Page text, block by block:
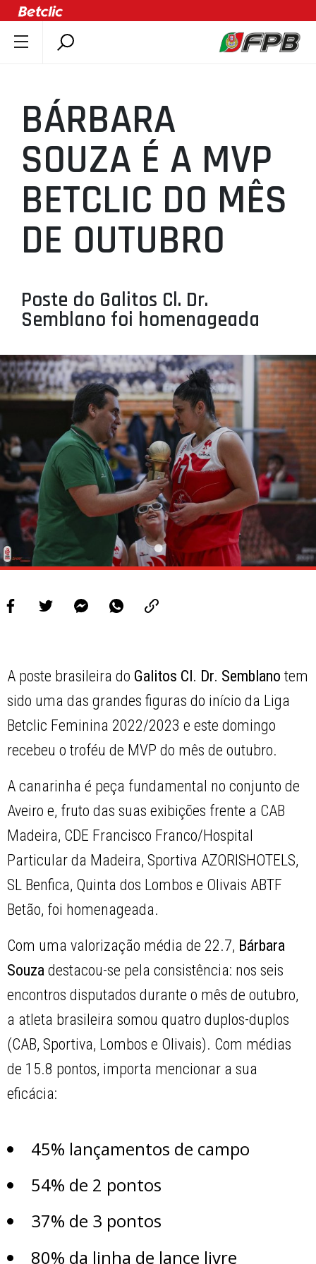
DOCUMENTOS
ÚLTIMAS
COMPETIÇÕES
ASSOCIAÇÕES
CLUBES
AGENTES
AGENDA
MINIBASQUETE
ÁREA TÉCNICA
LIGA BETCLIC MASCULINA
LIGA BETCLIC FEMININA
BÁRBARA
SOUZA É A MVP
BETCLIC DO MÊS
DE OUTUBRO
Poste do Galitos Cl. Dr.
Semblano foi homenageada
A poste brasileira do Galitos Cl. Dr. Semblano tem
sido uma das grandes figuras do início da Liga
Betclic Feminina 2022/2023 e este domingo
recebeu o troféu de MVP do mês de outubro.
A canarinha é peça fundamental no conjunto de
Aveiro e, fruto das suas exibições frente a CAB
Madeira, CDE Francisco Franco/Hospital
Particular da Madeira, Sportiva AZORISHOTELS,
SL Benfica, Quinta dos Lombos e Olivais ABTF
Betão, foi homenageada.
Com uma valorização média de 22.7, Bárbara
Souza destacou-se pela consistência: nos seis
encontros disputados durante o mês de outubro,
a atleta brasileira somou quatro duplos-duplos
(CAB, Sportiva, Lombos e Olivais). Com médias
de 15.8 pontos, importa mencionar a sua
eficácia:
45% lançamentos de campo
54% de 2 pontos
37% de 3 pontos
80% da linha de lance livre